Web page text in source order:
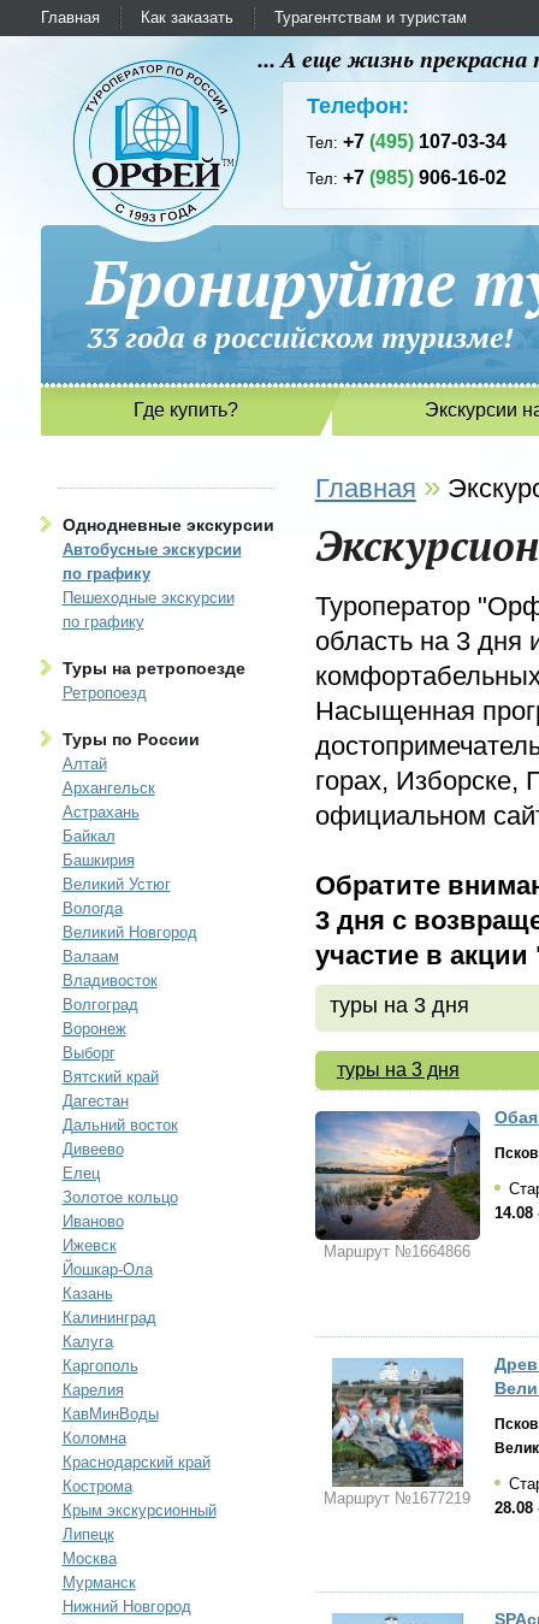
Главная Как заказать Турагентствам и туристам
... А еще жизнь
Телефон:
Тел:+7(495) 107-03-34
Тел:+7(985) 906-16-02
Бронируйте
33 года в российском
Где купить? Экскурсии
Однодневные экскурсии
Автобусные экскурсии
по графику
Пешеходные экскурсии
по графику
Туры на ретропоезде
Ретропоезд
Туры по России
Алтай
Архангельск
Астрахань
Байкал
Башкирия
Великий Устюг
Вологда
Великий Новгород
Валаам
Владивосток
Волгоград
Воронеж
Выборг
Вятский край
Дагестан
Дальний восток
Дивеево
Елец
Золотое кольцо
Иваново
Ижевск
Йошкар-Ола
Казань
Калининград
Калуга
Каргополь
Карелия
КавМинВоды
Коломна
Краснодарский край
Кострома
Крым экскурсионный
Липецк
Москва
Мурманск
Нижний Новгород
Главная »
Туроператор
область на 3
Насыщенная
горах, Изборске,
официальном
Обратите
3 дня с
участие в
туры на 3 дня
туры на 3 дня
Маршрут №1664866
Псков
14.08
Маршрут №1677219
Псков
28.08